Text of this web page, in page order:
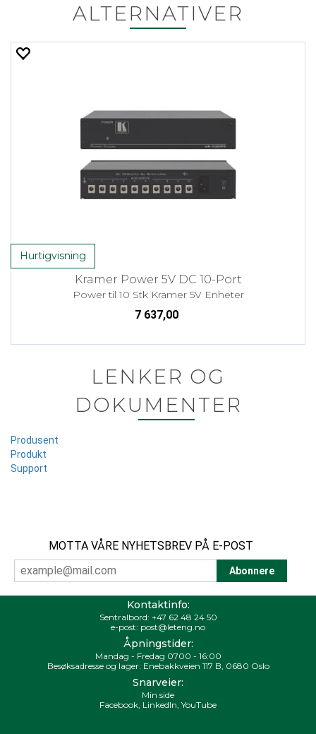
ALTERNATIVER
Hurtigvisning
Kramer Power 5V DC 10-Port
Power til 10 Stk Kramer 5V Enheter
7 637,00
LENKER OG
DOKUMENTER
Produsent
Produkt
Support
MOTTA VÅRE NYHETSBREV PÅ E-POST
Kontaktinfo:
Sentralbord: +47 62 48 24 50
e-post: post@leteng.no
Åpningstider:
Mandag - Fredag 0700 - 16:00
Besøksadresse og lager: Enebakkveien 117 B, 0680 Oslo
Snarveier:
Min side
Facebook LinkedIn YouTube